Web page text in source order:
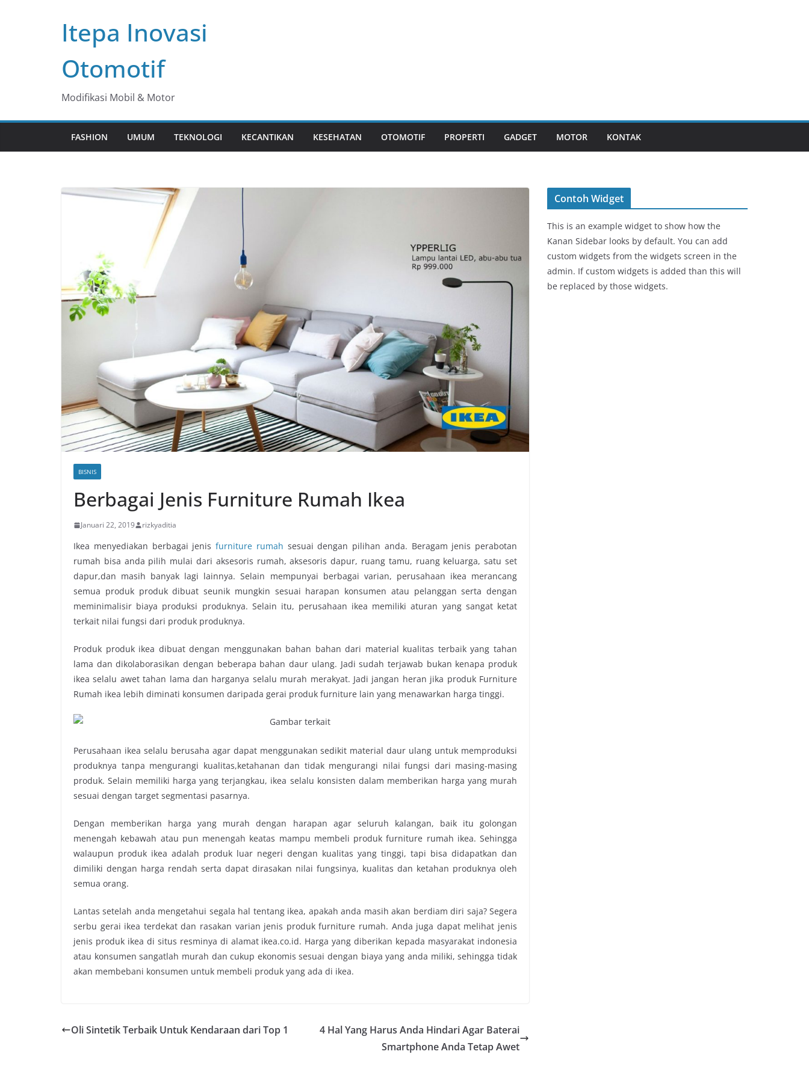
Itepa Inovasi
Otomotif
Modifikasi Mobil & Motor
FASHION UMUM TEKNOLOGI KECANTIKAN KESEHATAN OTOMOTIF PROPERTI GADGET MOTOR KONTAK
BISNIS
Berbagai Jenis Furniture Rumah Ikea
Januari 22, 2019 rizkyaditia
Ikea menyediakan berbagai jenis furniture rumah sesuai dengan pilihan anda. Beragam jenis perabotan
rumah bisa anda pilih mulai dari aksesoris rumah, aksesoris dapur, ruang tamu, ruang keluarga, satu set
dapur,dan masih banyak lagi lainnya. Selain mempunyai berbagai varian, perusahaan ikea merancang
semua produk produk dibuat seunik mungkin sesuai harapan konsumen atau pelanggan serta dengan
meminimalisir biaya produksi produknya. Selain itu, perusahaan ikea memiliki aturan yang sangat ketat
terkait nilai fungsi dari produk produknya.
Produk produk ikea dibuat dengan menggunakan bahan bahan dari material kualitas terbaik yang tahan
lama dan dikolaborasikan dengan beberapa bahan daur ulang. Jadi sudah terjawab bukan kenapa produk
ikea selalu awet tahan lama dan harganya selalu murah merakyat. Jadi jangan heran jika produk Furniture
Rumah ikea lebih diminati konsumen daripada gerai produk furniture lain yang menawarkan harga tinggi.
Perusahaan ikea selalu berusaha agar dapat menggunakan sedikit material daur ulang untuk memproduksi
produknya tanpa mengurangi kualitas,ketahanan dan tidak mengurangi nilai fungsi dari masing-masing
produk. Selain memiliki harga yang terjangkau, ikea selalu konsisten dalam memberikan harga yang murah
sesuai dengan target segmentasi pasarnya.
Dengan memberikan harga yang murah dengan harapan agar seluruh kalangan, baik itu golongan
menengah kebawah atau pun menengah keatas mampu membeli produk furniture rumah ikea. Sehingga
walaupun produk ikea adalah produk luar negeri dengan kualitas yang tinggi, tapi bisa didapatkan dan
dimiliki dengan harga rendah serta dapat dirasakan nilai fungsinya, kualitas dan ketahan produknya oleh
semua orang.
Lantas setelah anda mengetahui segala hal tentang ikea, apakah anda masih akan berdiam diri saja? Segera
serbu gerai ikea terdekat dan rasakan varian jenis produk furniture rumah. Anda juga dapat melihat jenis
jenis produk ikea di situs resminya di alamat ikea.co.id. Harga yang diberikan kepada masyarakat indonesia
atau konsumen sangatlah murah dan cukup ekonomis sesuai dengan biaya yang anda miliki, sehingga tidak
akan membebani konsumen untuk membeli produk yang ada di ikea.
Oli Sintetik Terbaik Untuk Kendaraan dari Top 1
4 Hal Yang Harus Anda Hindari Agar Baterai
Smartphone Anda Tetap Awet
Contoh Widget
This is an example widget to show how the
Kanan Sidebar looks by default. You can add
custom widgets from the widgets screen in the
admin. If custom widgets is added than this will
be replaced by those widgets.